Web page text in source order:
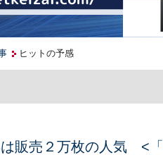
ヒットの予感
販売２万枚の人気 <